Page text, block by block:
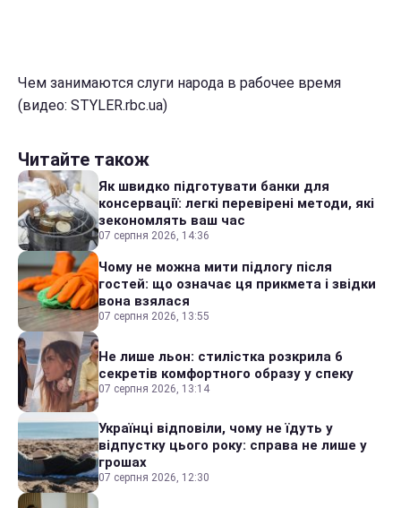
Чем занимаются слуги народа в рабочее время
(видео: STYLER.rbc.ua)
Читайте також
Як швидко підготувати банки для
консервації: легкі перевірені методи, які
зекономлять ваш час
07 серпня 2026, 14:36
Чому не можна мити підлогу після
гостей: що означає ця прикмета і звідки
вона взялася
07 серпня 2026, 13:55
Не лише льон: стилістка розкрила 6
секретів комфортного образу у спеку
07 серпня 2026, 13:14
Українці відповіли, чому не їдуть у
відпустку цього року: справа не лише у
грошах
07 серпня 2026, 12:30